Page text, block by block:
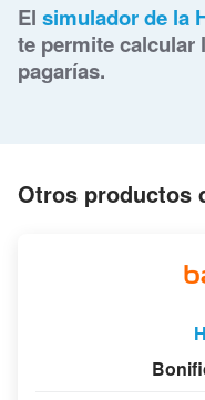
El simulador de la
te permite calcular
pagarías.
Otros productos